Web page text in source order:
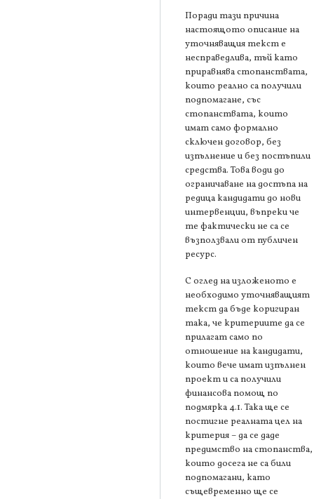
Поради тази причина
настоящото описание на
уточняващия текст е
несправедлива, тъй като
приравнява стопанствата,
които реално са получили
подпомагане, със
стопанствата, които
имат само формално
сключен договор, без
изпълнение и без постъпили
средства. Това води до
ограничаване на достъпа на
редица кандидати до нови
интервенции, въпреки че
те фактически не са се
възползвали от публичен
ресурс.
С оглед на изложеното е
необходимо уточняващият
текст да бъде коригиран
така, че критериите да се
прилагат само по
отношение на кандидати,
които вече имат изпълнен
проект и са получили
финансова помощ по
подмярка 4.1. Така ще се
постигне реалната цел на
критерия – да се даде
предимство на стопанства,
които досега не са били
подпомагани, като
същевременно ще се